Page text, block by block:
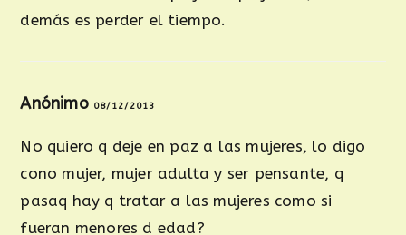
demás es perder el tiempo.
Anónimo 08/12/2013
No quiero q deje en paz a las mujeres, lo digo
cono mujer, mujer adulta y ser pensante, q
pasaq hay q tratar a las mujeres como si
fueran menores d edad?